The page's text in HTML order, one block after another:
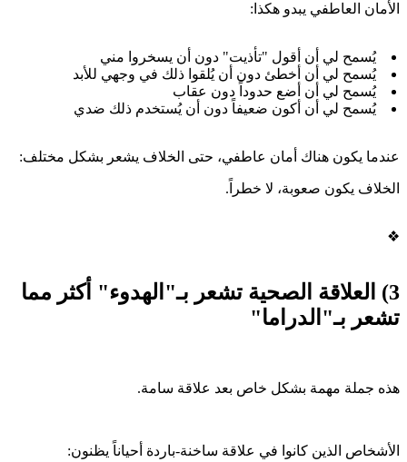
الأمان العاطفي يبدو هكذا:
يُسمح لي أن أقول "تأذيت" دون أن يسخروا مني
يُسمح لي أن أخطئ دون أن يُلقوا ذلك في وجهي للأبد
يُسمح لي أن أضع حدوداً دون عقاب
يُسمح لي أن أكون ضعيفاً دون أن يُستخدم ذلك ضدي
عندما يكون هناك أمان عاطفي، حتى الخلاف يشعر بشكل مختلف:
الخلاف يكون صعوبة، لا خطراً.
❖
3) العلاقة الصحية تشعر بـ"الهدوء" أكثر مما
تشعر بـ"الدراما"
هذه جملة مهمة بشكل خاص بعد علاقة سامة.
الأشخاص الذين كانوا في علاقة ساخنة-باردة أحياناً يظنون: